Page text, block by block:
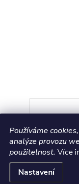
Používáme
analýze provozu
použitelnost. Více
Nastavení